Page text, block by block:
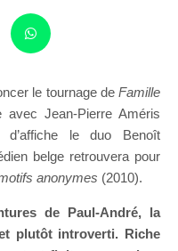
le tournage de Famille
Jean-Pierre Améris
le duo Benoît
belge retrouvera pour
anonymes (2010).
de Paul-André, la
plutôt introverti. Riche